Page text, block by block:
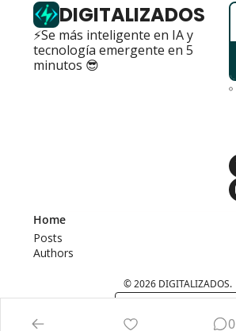
DIGITALIZADOS
⚡Se más inteligente en IA y
tecnología emergente en 5
minutos 😎
Home
Posts
Authors
© 2026 DIGITALIZADOS.
0